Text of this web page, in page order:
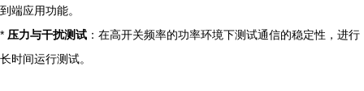
到端应用功能。
* 压力与干扰测试 ：在高开关频率的功率环境下测试通信的稳定性，进行
长时间运行测试。